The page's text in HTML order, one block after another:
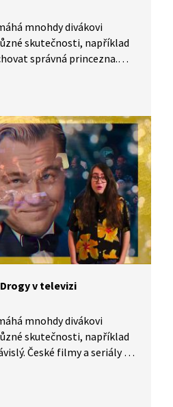
mnohdy divákovi
skutečnosti, například
správná princezna.
v televizi
mnohdy divákovi
skutečnosti, například
České filmy a seriály se
A měří filmaři všem